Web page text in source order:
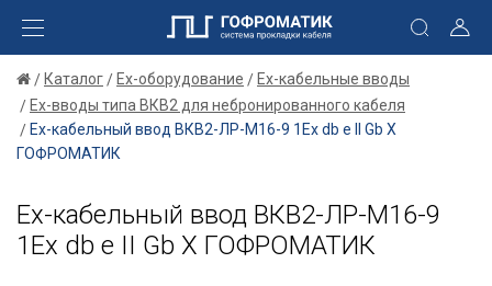
Каталог Ex-оборудование
Ex-кабельные вводы
Ex-вводы типа ВКВ2 для небронированного кабеля
Ех-кабельный ввод ВКВ2-ЛР-М16-9 1Ex db e II Gb X
ГОФРОМАТИК
Ех-кабельный ввод ВКВ2-ЛР-М16-9
1Ex db e II Gb X ГОФРОМАТИК